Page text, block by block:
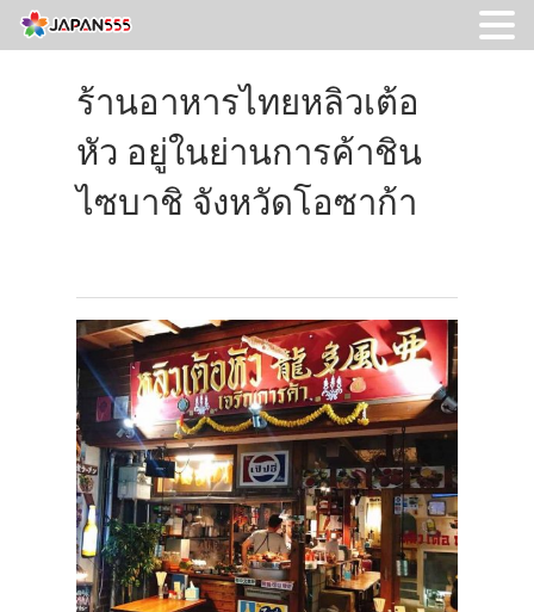
ร้านอาหารไทยหลิวเต้อ
หัว อยู่ในย่านการค้าชิน
ไซบาชิ จังหวัดโอซาก้า